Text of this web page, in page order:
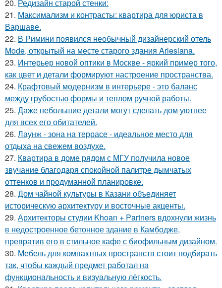
20. Редизайн старой стенки:
21. Максимализм и контрасты: квартира для юриста в
Варшаве.
22. В Римини появился необычный дизайнерский отель
Mode, открытый на месте старого здания Arlesiana.
23. Интерьер новой оптики в Москве - яркий пример того,
как цвет и детали формируют настроение пространства.
24. Крафтовый модернизм в интерьере - это баланс
между грубостью формы и теплом ручной работы.
25. Даже небольшие детали могут сделать дом уютнее
для всех его обитателей.
26. Лаунж - зона на террасе - идеальное место для
отдыха на свежем воздухе.
27. Квартира в доме рядом с МГУ получила новое
звучание благодаря спокойной палитре дымчатых
оттенков и продуманной планировке.
28. Дом чайной культуры в Казани объединяет
историческую архитектуру и восточные акценты.
29. Архитекторы студии Khoan + Partners вдохнули жизнь
в недостроенное бетонное здание в Камбодже,
превратив его в стильное кафе с биофильным дизайном.
30. Мебель для компактных пространств стоит подбирать
так, чтобы каждый предмет работал на
функциональность и визуальную лёгкость.